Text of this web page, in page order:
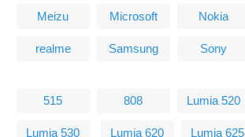
Meizu Microsoft Nokia
realme Samsung Sony
515 808 Lumia 520
Lumia 530 Lumia 620 Lumia 625